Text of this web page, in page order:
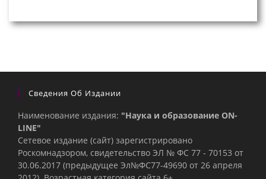
Сведения Об Издании
Наименование издания: "Наука и образование ON-
LINE"
Сетевое издание (сайт) зарегистрировано
Роскомнадзором, свидетельство ЭЛ № ФС 77 - 70153 от
30.06.2017 (предыдущее Эл№ФC77-49690 от 26 апреля